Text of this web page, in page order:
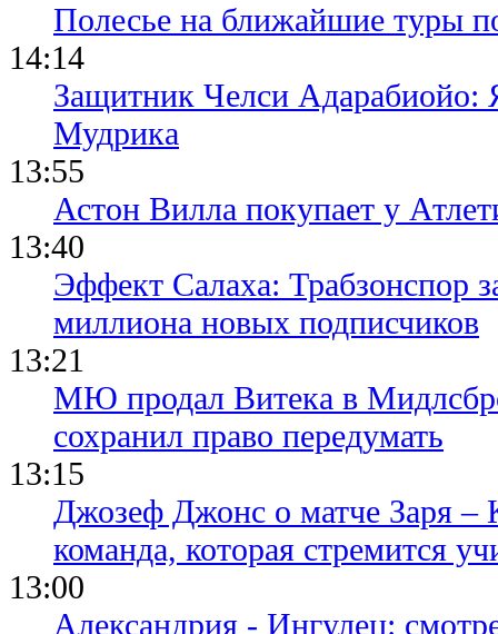
Полесье на ближайшие туры
14:14
Защитник Челси Адарабиойо:
Мудрика
13:55
Астон Вилла покупает у
13:40
Эффект Салаха: Трабзонспор
миллиона новых подписчиков
13:21
МЮ продал Витека в
сохранил право передумать
13:15
Джозеф Джонс о матче Заря
команда, которая стремится
13:00
Александрия - Ингулец: